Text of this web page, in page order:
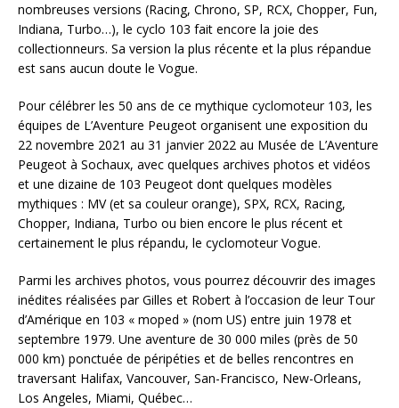
nombreuses versions (Racing, Chrono, SP, RCX, Chopper, Fun,
Indiana, Turbo…), le cyclo 103 fait encore la joie des
collectionneurs. Sa version la plus récente et la plus répandue
est sans aucun doute le Vogue.
Pour célébrer les 50 ans de ce mythique cyclomoteur 103, les
équipes de L’Aventure Peugeot organisent une exposition du
22 novembre 2021 au 31 janvier 2022 au Musée de L’Aventure
Peugeot à Sochaux, avec quelques archives photos et vidéos
et une dizaine de 103 Peugeot dont quelques modèles
mythiques : MV (et sa couleur orange), SPX, RCX, Racing,
Chopper, Indiana, Turbo ou bien encore le plus récent et
certainement le plus répandu, le cyclomoteur Vogue.
Parmi les archives photos, vous pourrez découvrir des images
inédites réalisées par Gilles et Robert à l’occasion de leur Tour
d’Amérique en 103 « moped » (nom US) entre juin 1978 et
septembre 1979. Une aventure de 30 000 miles (près de 50
000 km) ponctuée de péripéties et de belles rencontres en
traversant Halifax, Vancouver, San-Francisco, New-Orleans,
Los Angeles, Miami, Québec…